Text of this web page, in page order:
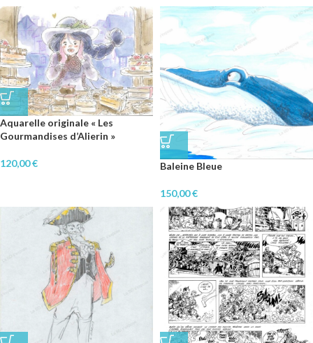
Aquarelle originale « Les
Gourmandises d’Alierin »
120,00€ Baleine Bleue
150,00€